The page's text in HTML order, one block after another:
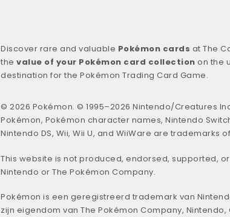
Discover rare and valuable Pokémon cards at The
the value of your Pokémon card collection on the
destination for the Pokémon Trading Card Game.
© 2026 Pokémon. © 1995–2026 Nintendo/Creatures
Pokémon, Pokémon character names, Nintendo
Nintendo DS, Wii, Wii U, and WiiWare are trademarks
This website is not produced, endorsed, supported,
Nintendo or The Pokémon Company.
Pokémon is een geregistreerd trademark van
zijn eigendom van The Pokémon Company, Nintendo,